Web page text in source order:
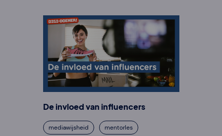
De invloed van influencers
mediawijsheid mentorles